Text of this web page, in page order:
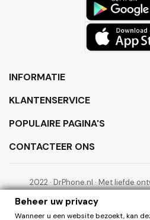
INFORMATIE
KLANTENSERVICE
POPULAIRE PAGINA'S
CONTACTEER ONS
2022 · DrPhone.nl · Met liefde
Beheer uw privacy
Wanneer u een website bezoekt, kan